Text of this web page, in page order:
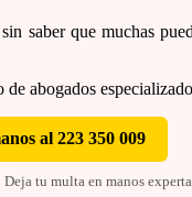
saber que muchas
abogados
al 223 350 009
tu multa en manos